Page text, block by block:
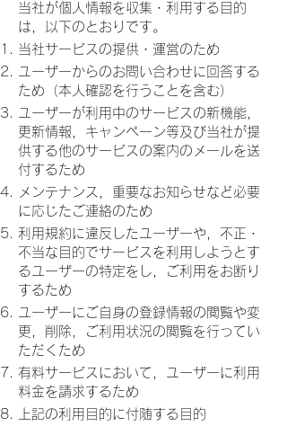
当社が個人情報を収集・利用する目的
は，以下のとおりです。
当社サービスの提供・運営のため
ユーザーからのお問い合わせに回答する
ため（本人確認を行うことを含む）
ユーザーが利用中のサービスの新機能，
更新情報，キャンペーン等及び当社が提
供する他のサービスの案内のメールを送
付するため
メンテナンス，重要なお知らせなど必要
に応じたご連絡のため
利用規約に違反したユーザーや，不正・
不当な目的でサービスを利用しようとす
るユーザーの特定をし，ご利用をお断り
するため
ユーザーにご自身の登録情報の閲覧や変
更，削除，ご利用状況の閲覧を行ってい
ただくため
有料サービスにおいて，ユーザーに利用
料金を請求するため
上記の利用目的に付随する目的